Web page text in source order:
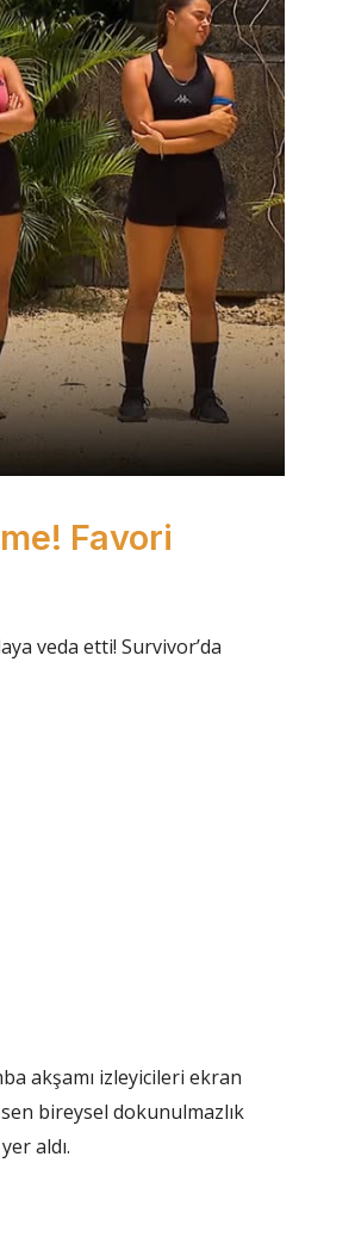
Favori
veda etti! Survivor’da
akşamı izleyicileri ekran
bireysel dokunulmazlık
aldı.